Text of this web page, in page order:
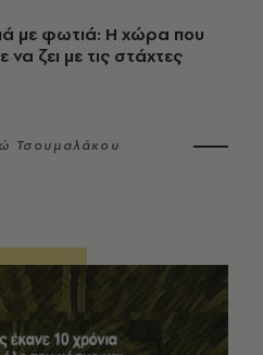
με φωτιά: Η χώρα που
να ζει με τις στάχτες
Τσουμαλάκου